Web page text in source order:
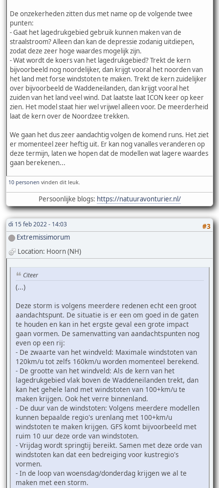
De onzekerheden zitten dus met name op de volgende twee
punten:
- Gaat het lagedrukgebied gebruik kunnen maken van de
straalstroom? Alleen dan kan de depressie zodanig uitdiepen,
zodat deze zeer hoge waardes mogelijk zijn.
- Wat wordt de koers van het lagedrukgebied? Trekt de kern
bijvoorbeeld nog noordelijker, dan krijgt vooral het noorden van
het land met forse windstoten te maken. Trekt de kern zuidelijker
over bijvoorbeeld de Waddeneilanden, dan krijgt vooral het
zuiden van het land veel wind. Dat laatste laat ICON keer op keer
zien. Het model staat hier wel vrijwel alleen voor. De meerderheid
laat de kern over de Noordzee trekken.
We gaan het dus zeer aandachtig volgen de komend runs. Het ziet
er momenteel zeer heftig uit. Er kan nog vanalles veranderen op
deze termijn, laten we hopen dat de modellen wat lagere waardes
gaan berekenen...
10 personen vinden dit leuk.
Persoonlijke blogs: https://natuuravonturier.nl/
di 15 feb 2022 - 14:03
#3
Extremissimorum
Location: Hoorn (NH)
Citeer
(...)
Deze storm is volgens meerdere redenen echt een groot
aandachtspunt. De situatie is er een om goed in de gaten
te houden en kan in het ergste geval een grote impact
gaan vormen. De samenvatting van aandachtspunten nog
even op een rij:
- De zwaarte van het windveld: Maximale windstoten van
120km/u tot zelfs 160km/u worden momenteel berekend.
- De grootte van het windveld: Als de kern van het
lagedrukgebied vlak boven de Waddeneilanden trekt, dan
kan het gehele land met windstoten van 100+km/u te
maken krijgen. Ook het verre binnenland.
- De duur van de windstoten: Volgens meerdere modellen
kunnen bepaalde regio's urenlang met 100+km/u
windstoten te maken krijgen. GFS komt bijvoorbeeld met
ruim 10 uur deze orde van windstoten.
- Vrijdag wordt springtij bereikt. Samen met deze orde van
windstoten kan dat een bedreiging voor kustregio's
vormen.
- In de loop van woensdag/donderdag krijgen we al te
maken met een storm.